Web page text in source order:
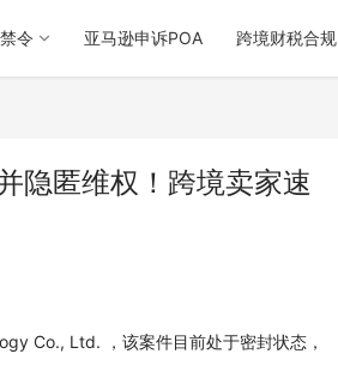
令 亚马逊申诉POA 跨境财税合规
隐匿维权！跨境卖家速
Co., Ltd. ，该案件目前处于密封状态，